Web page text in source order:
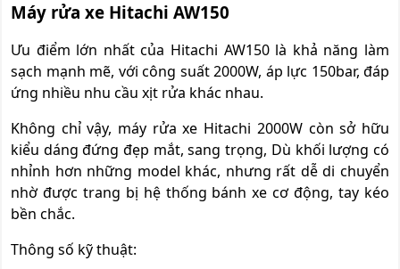
Máy rửa xe Hitachi AW150
Ưu điểm lớn nhất của Hitachi AW150 là khả năng làm
sạch mạnh mẽ, với công suất 2000W, áp lực 150bar, đáp
ứng nhiều nhu cầu xịt rửa khác nhau.
Không chỉ vậy, máy rửa xe Hitachi 2000W còn sở hữu
kiểu dáng đứng đẹp mắt, sang trọng, Dù khối lượng có
nhỉnh hơn những model khác, nhưng rất dễ di chuyển
nhờ được trang bị hệ thống bánh xe cơ động, tay kéo
bền chắc.
Thông số kỹ thuật: